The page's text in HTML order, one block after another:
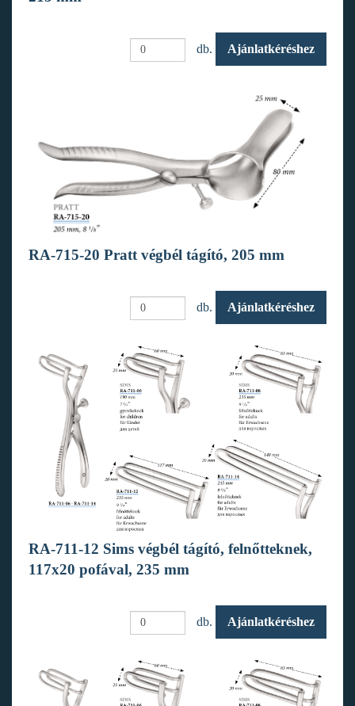
db. Ajánlatkéréshez
RA-715-20 Pratt végbél tágító, 205 mm
db. Ajánlatkéréshez
RA-711-12 Sims végbél tágító, felnőtteknek,
117x20 pofával, 235 mm
db. Ajánlatkéréshez